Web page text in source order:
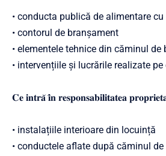
• conducta publică de alimentare cu
• contorul de branșament
• elementele tehnice din căminul de
• intervențiile și lucrările realizate
𝐂𝐞 𝐢𝐧𝐭𝐫𝐚̆ 𝐢̂𝐧 𝐫𝐞𝐬𝐩𝐨𝐧𝐬𝐚𝐛𝐢𝐥𝐢𝐭𝐚𝐭𝐞𝐚
• instalațiile interioare din locuință
• conductele aflate după căminul